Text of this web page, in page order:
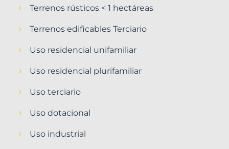
Terrenos rústicos < 1 hectáreas
Terrenos edificables Terciario
Uso residencial unifamiliar
Uso residencial plurifamiliar
Uso terciario
Uso dotacional
Uso industrial